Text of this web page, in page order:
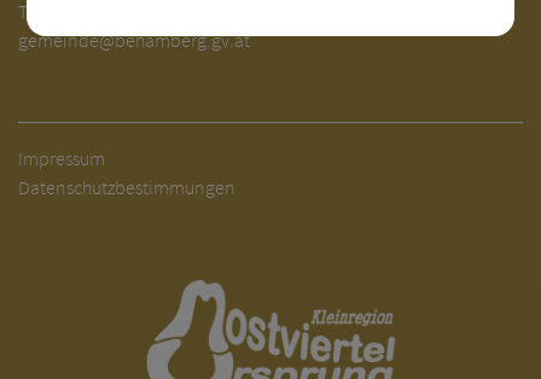
Tel.
gemeinde@behamberg.gv.at
Impressum
Datenschutzbestimmungen